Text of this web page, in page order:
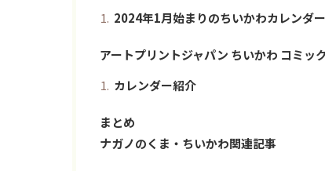
2024年1月始まりのちいかわカレンダ
アートプリントジャパン ちいかわ コミ
カレンダー紹介
まとめ
ナガノのくま・ちいかわ関連記事